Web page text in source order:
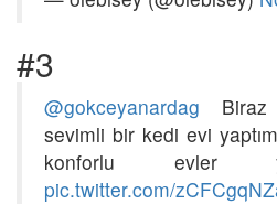
#3
@gokceyanardag
sevimli bir kedi evi
konforlu evler
pic.twitter.com/